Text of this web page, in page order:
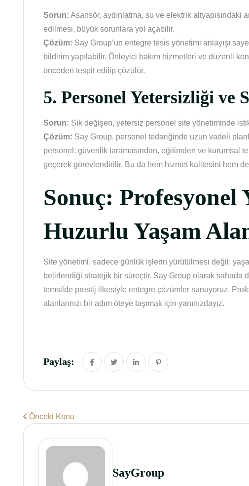
Sorun: Asansör, aydınlatma, su ve elektrik altyapısındaki
edilmesi, büyük sorunlara yol açabilir.
Çözüm: Say Group’un entegre tesis yönetimi anlayışı
bildirim yapılabilir. Önleyici bakım hizmetleri ve düzenli
önceden tespit edilip çözülür.
5. Personel Yetersizliği ve
Sorun: Sık değişen, yetersiz personel site yönetiminde
Çözüm: Say Group, personel tedariğinde uzun vadeli
personel; güvenlik taramasından, eğitimden ve kurumsal
geçerek görevlendirilir. Bu da hem hizmet kalitesini hem
Sonuç: Profesyonel
Huzurlu Yaşam
Site yönetimi, sadece günlük işlerin yürütülmesi değil;
belirlendiği stratejik bir süreçtir. Say Group olarak sahada
temsilde prestij ilkesiyle entegre çözümler sunuyoruz.
alanlarınızı bir adım öteye taşımak için yanınızdayız.
Paylaş:
Önceki Konu
SayGroup